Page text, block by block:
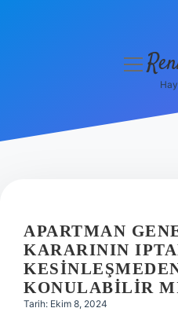
Hakkımızda
menüyü
APARTMAN
KARARININ
KONULABILIR
Tarih: Ekim 8, 2024